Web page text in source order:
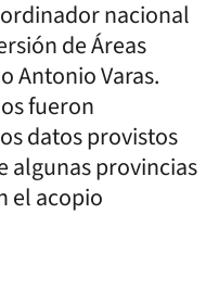
nacional
de Áreas
Antonio Varas.
fueron
datos provistos
algunas provincias
el acopio